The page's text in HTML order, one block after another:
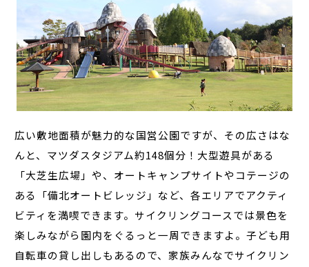
広い敷地面積が魅力的な国営公園ですが、その広さはな
んと、マツダスタジアム約148個分！大型遊具がある
「大芝生広場」や、オートキャンプサイトやコテージの
ある「備北オートビレッジ」など、各エリアでアクティ
ビティを満喫できます。サイクリングコースでは景色を
楽しみながら園内をぐるっと一周できますよ。子ども用
自転車の貸し出しもあるので、家族みんなでサイクリン